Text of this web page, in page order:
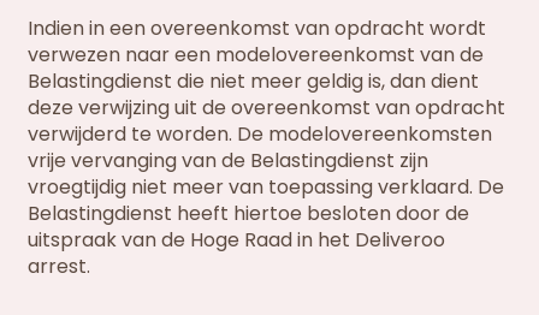
Indien in een overeenkomst van opdracht wordt
verwezen naar een modelovereenkomst van de
Belastingdienst die niet meer geldig is, dan dient
deze verwijzing uit de overeenkomst van opdracht
verwijderd te worden. De modelovereenkomsten
vrije vervanging van de Belastingdienst zijn
vroegtijdig niet meer van toepassing verklaard. De
Belastingdienst heeft hiertoe besloten door de
uitspraak van de Hoge Raad in het Deliveroo
arrest.